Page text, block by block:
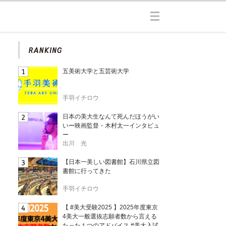
五美術大学と五芸術大学
手羽イチロウ
日本の美大生なんて死んだほうがい
いー映画監督・木村太一インタビュ
ー
出川 光
【日本一美しい図書館】石川県立図
書館に行ってきた
手羽イチロウ
【 #美大受験2025 】2025年度東京
4美大一般選抜志願者数から言える